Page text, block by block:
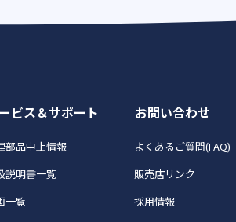
ビス＆サポート
部品中止情報
説明書一覧
一覧
お問い合わせ
よくあるご質問(FAQ)
販売店リンク
採用情報